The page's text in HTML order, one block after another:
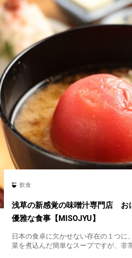
飲食
浅草の新感覚の味噌汁専門店 お
優雅な食事【MISOJYU】
日本の食卓に欠かせない存在の１つに
菜を煮込んだ簡単なスープですが、非